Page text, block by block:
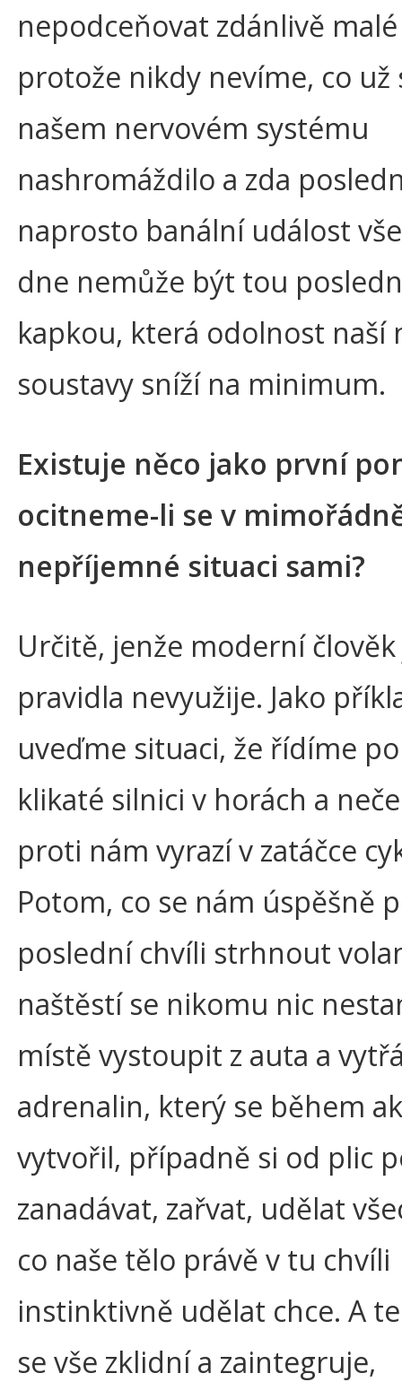
nepodceňovat zdánlivě
protože nikdy nevíme, co už
našem nervovém systému
nashromáždilo a zda
naprosto banální událost
dne nemůže být tou
kapkou, která odolnost naší
soustavy sníží na minimum.
Existuje něco jako první
ocitneme-li se v
nepříjemné situaci sami?
Určitě, jenže moderní
pravidla nevyužije. Jako
uveďme situaci, že řídíme
klikaté silnici v horách a
proti nám vyrazí v zatáčce
Potom, co se nám úspěšně
poslední chvíli strhnout
naštěstí se nikomu nic
místě vystoupit z auta a
adrenalin, který se během
vytvořil, případně si od plic
zanadávat, zařvat, udělat
co naše tělo právě v tu chvíli
instinktivně udělat chce. A
se vše zklidní a zaintegruje,